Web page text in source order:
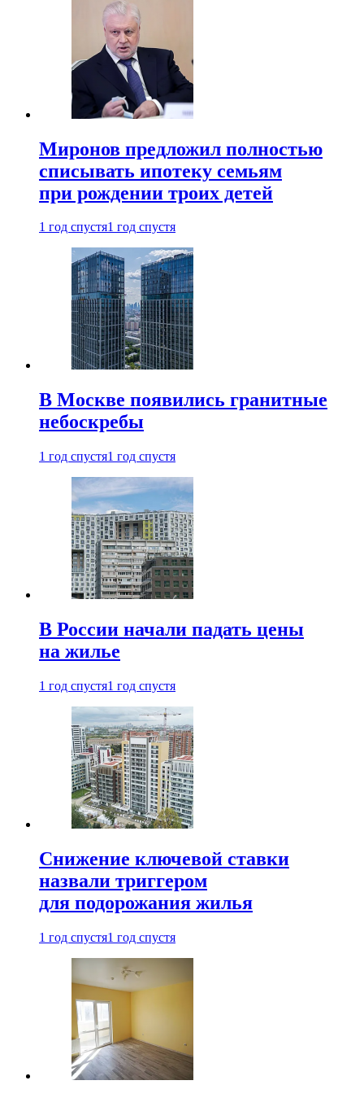
Миронов предложил полностью
списывать ипотеку семьям
при рождении троих детей
1 год спустя1 год спустя
В Москве появились гранитные
небоскребы
1 год спустя1 год спустя
В России начали падать цены
на жилье
1 год спустя1 год спустя
Снижение ключевой ставки
назвали триггером
для подорожания жилья
1 год спустя1 год спустя